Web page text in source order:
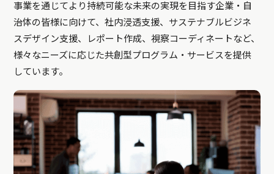
事業を通じてより持続可能な未来の実現を目指す企業・自
治体の皆様に向けて、社内浸透支援、サステナブルビジネ
スデザイン支援、レポート作成、視察コーディネートなど、
様々なニーズに応じた共創型プログラム・サービスを提供
しています。